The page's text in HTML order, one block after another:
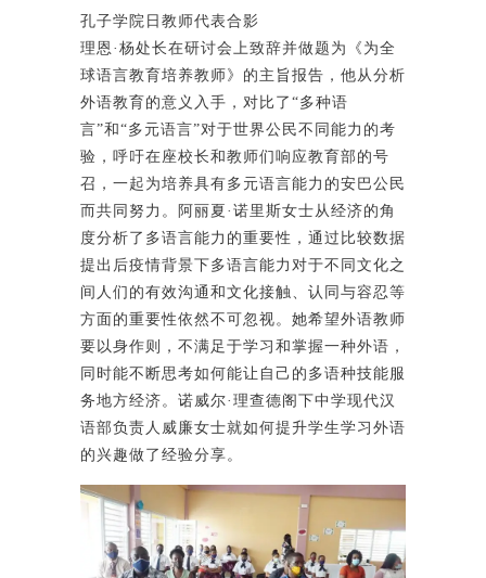
孔子学院日教师代表合影
理恩·杨处长在研讨会上致辞并做题为《为全
球语言教育培养教师》的主旨报告，他从分析
外语教育的意义入手，对比了“多种语
言”和“多元语言”对于世界公民不同能力的考
验，呼吁在座校长和教师们响应教育部的号
召，一起为培养具有多元语言能力的安巴公民
而共同努力。阿丽夏·诺里斯女士从经济的角
度分析了多语言能力的重要性，通过比较数据
提出后疫情背景下多语言能力对于不同文化之
间人们的有效沟通和文化接触、认同与容忍等
方面的重要性依然不可忽视。她希望外语教师
要以身作则，不满足于学习和掌握一种外语，
同时能不断思考如何能让自己的多语种技能服
务地方经济。诺威尔·理查德阁下中学现代汉
语部负责人威廉女士就如何提升学生学习外语
的兴趣做了经验分享。